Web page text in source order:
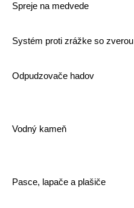
Spreje na medvede
Systém proti zrážke so zverou
Odpudzovače hadov
Vodný kameň
Pasce, lapače a plašiče